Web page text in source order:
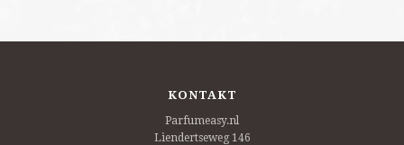
KONTAKT
Parfumeasy.nl
Liendertseweg 146